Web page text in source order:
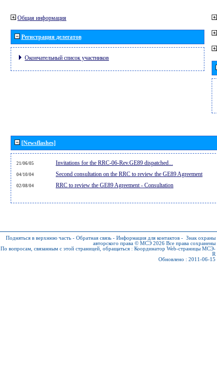
Общая информация
Регистрация делегатов
Окончательный список участников
[Newsflashes]
21/06/05 Invitations for the RRC-06-Rev.GE89 dispatched...
04/10/04 Second consultation on the RRC to review the GE89 Agreement
02/08/04 RRC to review the GE89 Agreement - Consultation
Подняться в верхнюю часть - Обратная связь - Информация для контактов - Знак охраны
авторского права © МСЭ 2026 Все права сохранены
По вопросам, связанным с этой страницей, обращаться : Координатор Web-страницы МСЭ-
R
Обновлено : 2011-06-15